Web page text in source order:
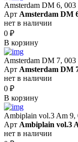
Amsterdam DM 6,
Арт Amsterdam DM
нет в наличии
0 ₽
В корзину
Amsterdam DM 7,
Арт Amsterdam DM
нет в наличии
0 ₽
В корзину
Ambiplain vol.3 Am
Арт Ambiplain vol.3
нет в наличии